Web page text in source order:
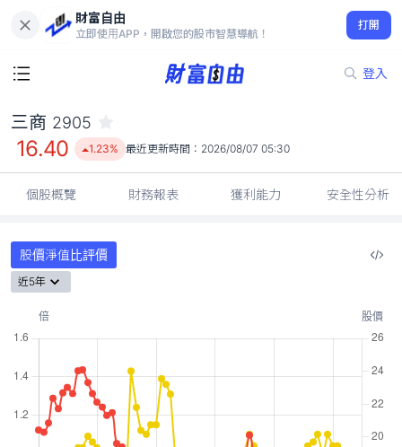
財富自由
立即使用APP，開啟您的股市智慧導航！
打開
登入
16.40
1.23%
三商 2905
16.40 1.23% 最近更新時間： 2026/08/07 05:30
個股概覽 財務報表 獲利能力 安全性分析
股價淨值比評價
近5年